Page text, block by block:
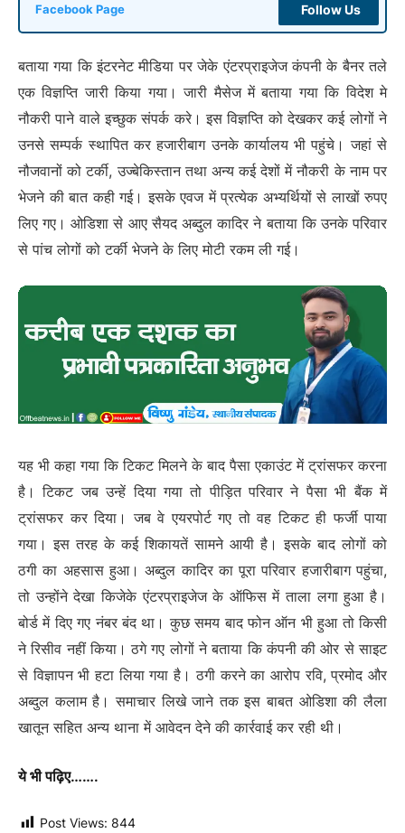
Facebook Page Follow Us
बताया गया कि इंटरनेट मीडिया पर जेके एंटरप्राइजेज कंपनी के बैनर तले
एक विज्ञप्ति जारी किया गया। जारी मैसेज में बताया गया कि विदेश मे
नौकरी पाने वाले इच्छुक संपर्क करे। इस विज्ञप्ति को देखकर कई लोगों ने
उनसे सम्पर्क स्थापित कर हजारीबाग उनके कार्यालय भी पहुंचे। जहां से
नौजवानों को टर्की, उज्बेकिस्तान तथा अन्य कई देशों में नौकरी के नाम पर
भेजने की बात कही गई। इसके एवज में प्रत्येक अभ्यर्थियों से लाखों रुपए
लिए गए। ओडिशा से आए सैयद अब्दुल कादिर ने बताया कि उनके परिवार
से पांच लोगों को टर्की भेजने के लिए मोटी रकम ली गई।
यह भी कहा गया कि टिकट मिलने के बाद पैसा एकाउंट में ट्रांसफर करना
है। टिकट जब उन्हें दिया गया तो पीड़ित परिवार ने पैसा भी बैंक में
ट्रांसफर कर दिया। जब वे एयरपोर्ट गए तो वह टिकट ही फर्जी पाया
गया। इस तरह के कई शिकायतें सामने आयी है। इसके बाद लोगों को
ठगी का अहसास हुआ। अब्दुल कादिर का पूरा परिवार हजारीबाग पहुंचा,
तो उन्होंने देखा किजेके एंटरप्राइजेज के ऑफिस में ताला लगा हुआ है।
बोर्ड में दिए गए नंबर बंद था। कुछ समय बाद फोन ऑन भी हुआ तो किसी
ने रिसीव नहीं किया। ठगे गए लोगों ने बताया कि कंपनी की ओर से साइट
से विज्ञापन भी हटा लिया गया है। ठगी करने का आरोप रवि, प्रमोद और
अब्दुल कलाम है। समाचार लिखे जाने तक इस बाबत ओडिशा की लैला
खातून सहित अन्य थाना में आवेदन देने की कार्रवाई कर रही थी।
ये भी पढ़िए…….
Post Views: 844